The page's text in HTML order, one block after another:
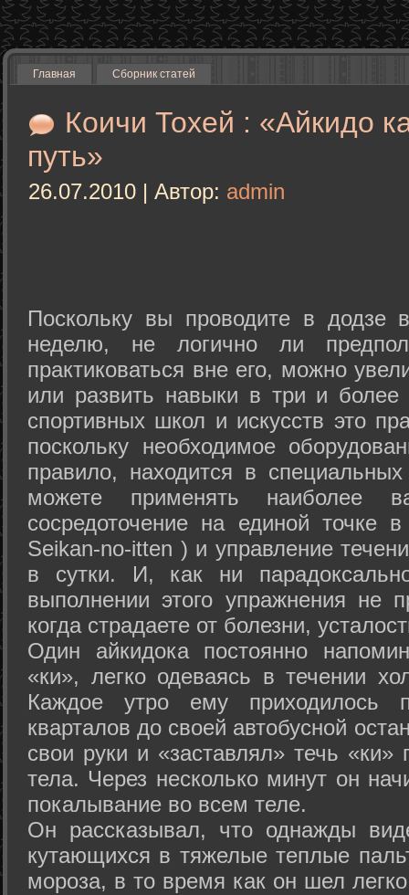
Главная Сборник статей
Коичи Тохей : «Айкидо
путь»
26.07.2010 | Автор: admin
Поскольку вы проводите в додзе
неделю, не логично ли
практиковаться вне его, можно
или развить навыки в три и
спортивных школ и искусств это
поскольку необходимое
правило, находится в
можете применять наиболее
сосредоточение на единой точке
Seikan-­no-­itten ) и управление
в сутки. И, как ни
выполнении этого упражнения не
когда страдаете от болезни,
Один айкидока постоянно
«ки», легко одеваясь в течении
Каждое утро ему приходилось
кварталов до своей автобусной
свои руки и «заставлял» течь «ки»
тела. Через несколько минут он
покалывание во всем теле.
Он рассказывал, что однажды
кутающихся в тяжелые теплые
мороза, в то время как он шел